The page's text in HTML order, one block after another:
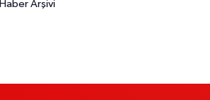
Haber Arşivi